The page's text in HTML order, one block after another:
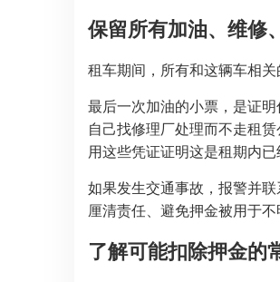
保留所有加油、维修
租车期间，所有和这辆车相关
最后一次加油的小票，是证
自己找修理厂处理而不走租
用这些凭证证明这是租期内已
如果发生交通事故，报警并
厘清责任、避免押金被用于不
了解可能扣除押金的